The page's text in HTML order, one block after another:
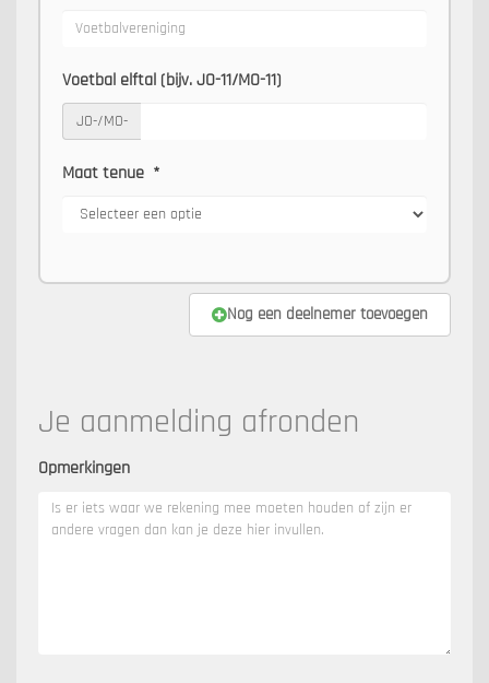
Voetbal elftal (bijv. JO-11/MO-11)
JO-/MO-
Maat tenue *
Nog een deelnemer toevoegen
Je aanmelding afronden
Opmerkingen